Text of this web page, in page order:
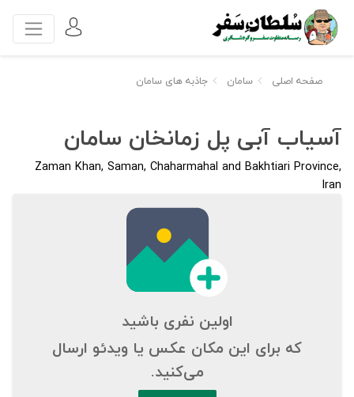
صفحه اصلی سامان جاذبه های سامان
آسیاب آبی پل زمانخان سامان
Zaman Khan, Saman, Chaharmahal and Bakhtiari Province,
Iran
اولین نفری باشید
که برای این مکان عکس یا ویدئو ارسال
می‌کنید.